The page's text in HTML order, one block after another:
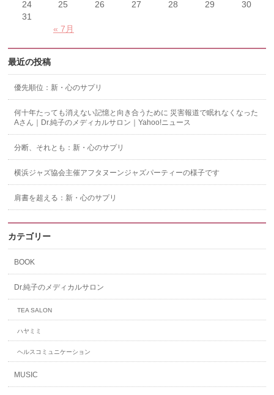
« 7月
24
25 26 27 28 29
30
31
最近の投稿
優先順位：新・心のサプリ
何十年たっても消えない記憶と向き合うために 災害報道で眠れなくなった
Aさん｜Dr.純子のメディカルサロン｜Yahoo!ニュース
分断、それとも：新・心のサプリ
横浜ジャズ協会主催アフタヌーンジャズパーティーの様子です
肩書を超える：新・心のサプリ
カテゴリー
BOOK
Dr.純子のメディカルサロン
TEA SALON
ハヤミミ
ヘルスコミュニケーション
MUSIC